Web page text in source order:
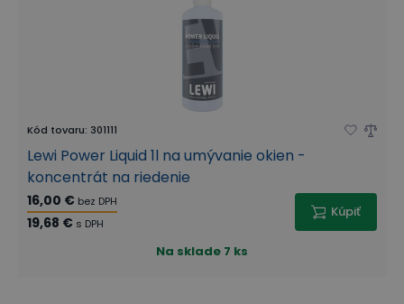
Kód tovaru: 301111
Lewi Power Liquid 1l na umývanie okien -
koncentrát na riedenie
16,00 € bez DPH
19,68 € s DPH
Kúpiť
Na sklade 7 ks